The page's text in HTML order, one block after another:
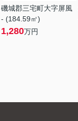
磯城郡三宅町大字屏風
- (184.59㎡)
1,280万円